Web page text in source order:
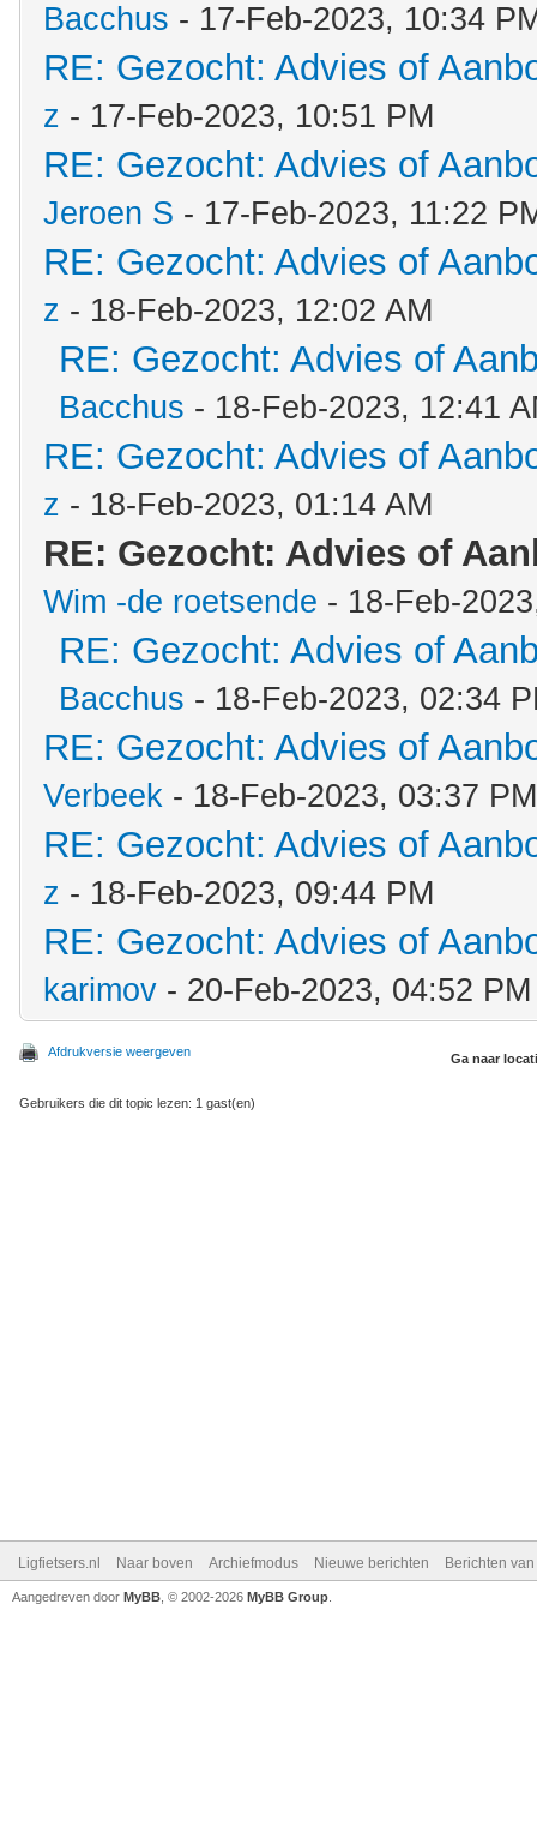
Bacchus - 17-Feb-2023, 10:34
RE: Gezocht: Advies of
z - 17-Feb-2023, 10:51 PM
RE: Gezocht: Advies of
Jeroen S - 17-Feb-2023, 11:22
RE: Gezocht: Advies of
z - 18-Feb-2023, 12:02 AM
RE: Gezocht: Advies of
Bacchus - 18-Feb-2023, 12:41
RE: Gezocht: Advies of
z - 18-Feb-2023, 01:14 AM
RE: Gezocht: Advies of
Wim -de roetsende - 18-Feb-
RE: Gezocht: Advies of
Bacchus - 18-Feb-2023, 02:34
RE: Gezocht: Advies of
Verbeek - 18-Feb-2023, 03:37 PM
RE: Gezocht: Advies of
z - 18-Feb-2023, 09:44 PM
RE: Gezocht: Advies of
karimov - 20-Feb-2023, 04:52 PM
Afdrukversie weergeven Ga naar
Gebruikers die dit topic lezen: 1 gast(en)
Ligfietsers.nl Naar boven Archiefmodus Nieuwe berichten Berichten
Aangedreven door MyBB , © 2002-2026 MyBB Group